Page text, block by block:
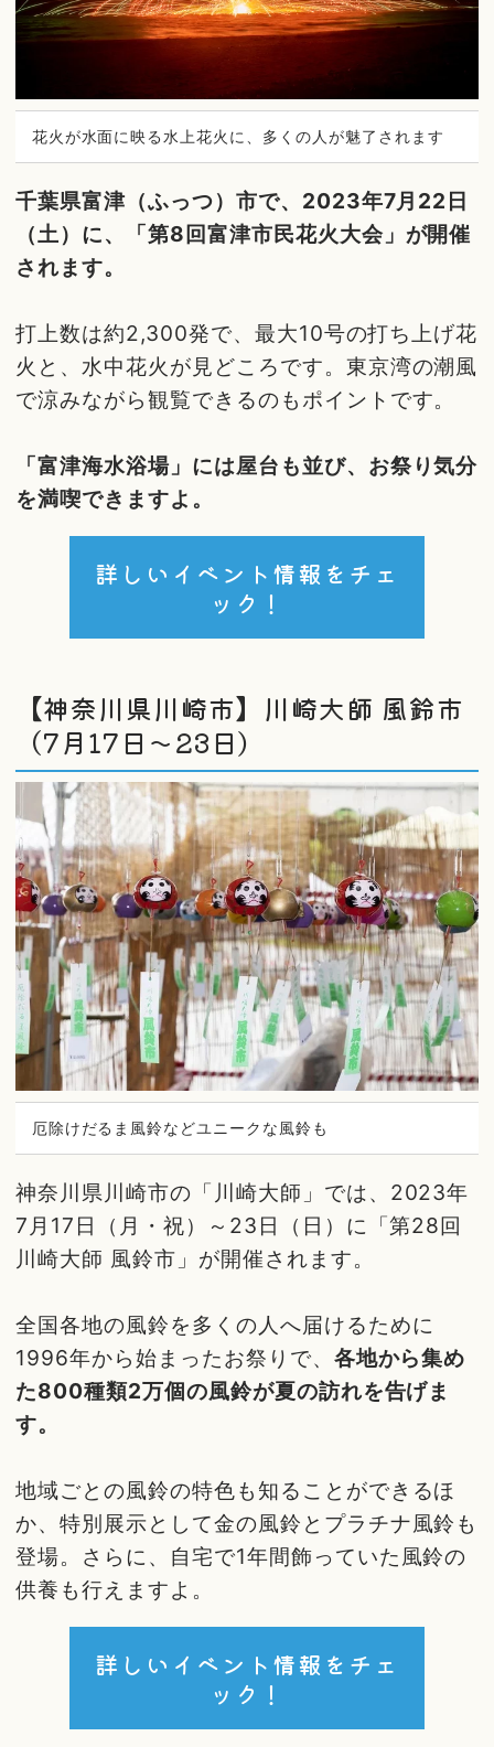
花火が水面に映る水上花火に、多くの人が魅了されます
千葉県富津（ふっつ）市で、2023年7月22日
（土）に、「第8回富津市民花火大会」が開催
されます。
打上数は約2,300発で、最大10号の打ち上げ花
火と、水中花火が見どころです。東京湾の潮風
で涼みながら観覧できるのもポイントです。
「富津海水浴場」には屋台も並び、お祭り気分
を満喫できますよ。
詳しいイベント情報をチェ
ック！
【神奈川県川崎市】川崎大師 風鈴市
（7月17日～23日）
厄除けだるま風鈴などユニークな風鈴も
神奈川県川崎市の「川崎大師」では、2023年
7月17日（月・祝）～23日（日）に「第28回
川崎大師 風鈴市」が開催されます。
全国各地の風鈴を多くの人へ届けるために
1996年から始まったお祭りで、 各地から集め
た800種類2万個の風鈴が夏の訪れを告げま
す。
地域ごとの風鈴の特色も知ることができるほ
か、特別展示として金の風鈴とプラチナ風鈴も
登場。さらに、自宅で1年間飾っていた風鈴の
供養も行えますよ。
詳しいイベント情報をチェ
ック！